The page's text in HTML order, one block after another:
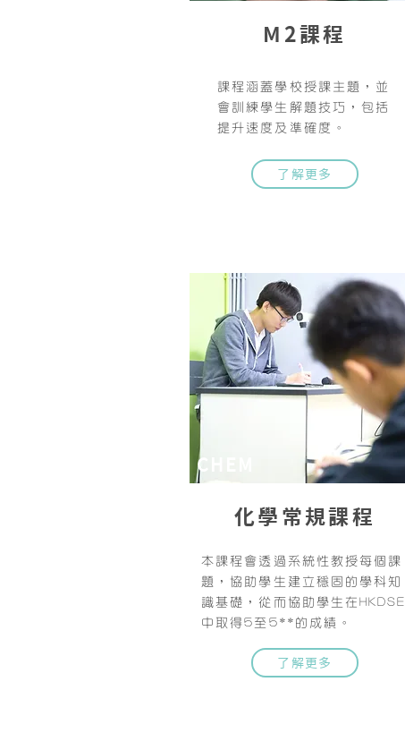
M2課程
課程涵蓋學校授課主題，並
會訓練學生解題技巧，包括
提升速度及準確度。
了解更多
CHEM
化學常規課程
本課程會透過系統性教授每個課
題，協助學生建立穩固的學科知
識基礎，從而協助學生在HKDSE
中取得5至5**的成績。
了解更多